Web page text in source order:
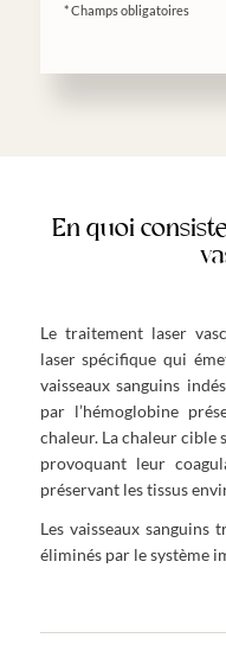
* Champs obligatoires
En quoi
Le traitement laser
laser spécifique qui
vaisseaux sanguins
par l’hémoglobine
chaleur. La chaleur cible
provoquant leur
préservant les tissus
Les vaisseaux sanguins
éliminés par le système